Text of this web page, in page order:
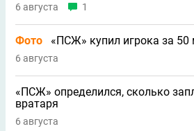
6 августа 1
Фото «ПСЖ» купил игрока за 50
6 августа
«ПСЖ» определился, сколько
вратаря
6 августа